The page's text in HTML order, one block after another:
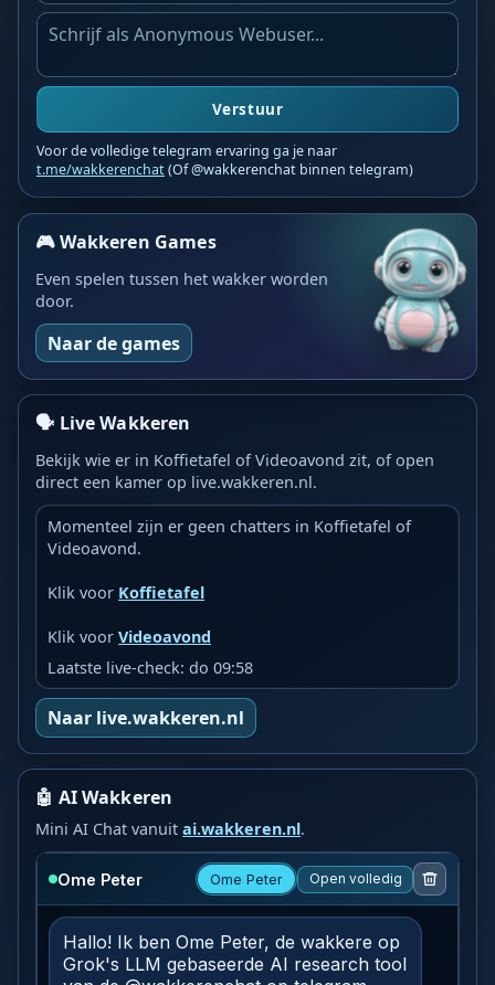
❤️ Lieverds!❤️
over 1 minuut en duurt tot 11:11!! Jij doet
❤️👉 Belicht jouw perspectief in de
@wakkerenchat 👈❤️️
Verstuur
Voor de volledige telegram ervaring ga je naar
t.me/wakkerenchat(Of @wakkerenchat binnen telegram)
🎮 Wakkeren Games
Even spelen tussen het wakker worden
door.
Naar de games
🗣️ Live Wakkeren
Bekijk wie er in Koffietafel of Videoavond zit, of open
direct een kamer op live.wakkeren.nl.
Momenteel zijn er geen chatters in Koffietafel of
Videoavond.
Klik voor Koffietafel
Klik voorVideoavond
Laatste live-check: do 09:58
Naar live.wakkeren.nl
🤖 AI Wakkeren
Mini AI Chat vanuitai.wakkeren.nl.